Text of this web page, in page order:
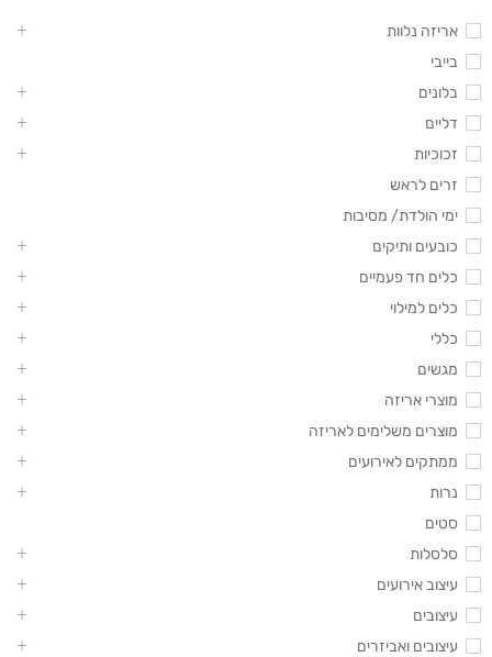
אריזה נלוות
בייבי
בלונים
דליים
זכוכיות
זרים לראש
ימי הולדת/ מסיבות
כובעים ותיקים
כלים חד פעמיים
כלים למילוי
כללי
מגשים
מוצרי אריזה
מוצרים משלימים לאריזה
ממתקים לאירועים
נרות
סטים
סלסלות
עיצוב אירועים
עיצובים
עיצובים ואביזרים